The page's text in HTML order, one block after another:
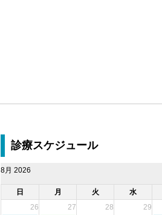
診療スケジュール
8月 2026
日 月 火 水
26
27 28 29